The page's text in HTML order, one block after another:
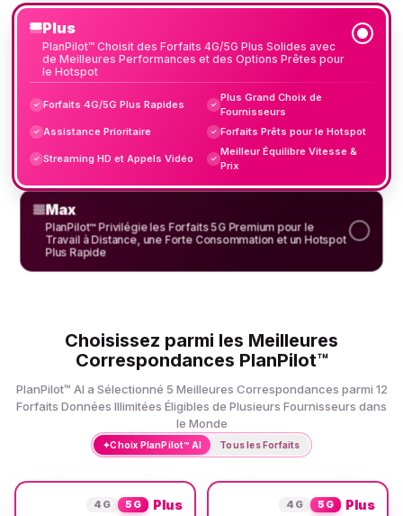
Plus
PlanPilot™ Choisit des Forfaits 4G/5G Plus Solides avec
de Meilleures Performances et des Options Prêtes pour
le Hotspot
✓ Forfaits 4G/5G Plus Rapides ✓
Plus Grand Choix de
Fournisseurs
✓ Assistance Prioritaire ✓ Forfaits Prêts pour le Hotspot
✓ Streaming HD et Appels Vidéo ✓
Meilleur Équilibre Vitesse &
Prix
Max
PlanPilot™ Privilégie les Forfaits 5G Premium pour le
Travail à Distance, une Forte Consommation et un Hotspot
Plus Rapide
Choisissez parmi les Meilleures
Correspondances PlanPilot™
PlanPilot™ AI a Sélectionné 5 Meilleures Correspondances parmi 12
Forfaits Données Illimitées Éligibles de Plusieurs Fournisseurs dans
le Monde
✦Choix PlanPilot™ AI Tous les Forfaits
4G 5G Plus 4G 5G Plus